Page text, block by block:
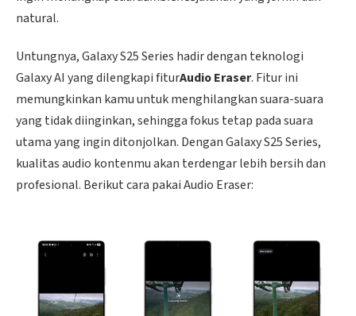
natural.
Untungnya, Galaxy S25 Series hadir dengan teknologi
Galaxy AI yang dilengkapi fiturAudio Eraser. Fitur ini
memungkinkan kamu untuk menghilangkan suara-suara
yang tidak diinginkan, sehingga fokus tetap pada suara
utama yang ingin ditonjolkan. Dengan Galaxy S25 Series,
kualitas audio kontenmu akan terdengar lebih bersih dan
profesional. Berikut cara pakai Audio Eraser: